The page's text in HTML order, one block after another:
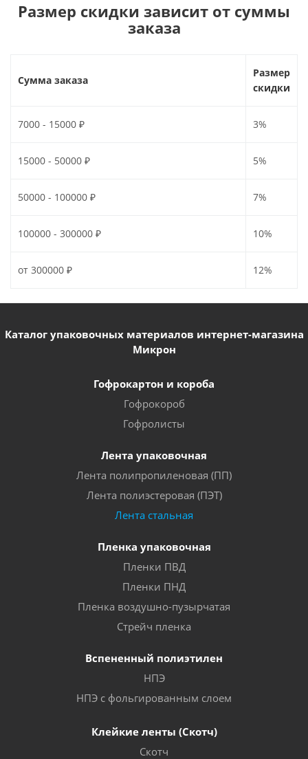
Размер скидки зависит от суммы
заказа
Сумма заказа
Размер
скидки
7000 - 15000 ₽ 3%
15000 - 50000 ₽ 5%
50000 - 100000 ₽ 7%
100000 - 300000 ₽ 10%
от 300000 ₽ 12%
Каталог упаковочных материалов интернет-магазина
Микрон
Гофрокартон и короба
Гофрокороб
Гофролисты
Лента упаковочная
Лента полипропиленовая (ПП)
Лента полиэстеровая (ПЭТ)
Лента стальная
Пленка упаковочная
Пленки ПВД
Пленки ПНД
Пленка воздушно-пузырчатая
Стрейч пленка
Вспененный полиэтилен
НПЭ
НПЭ с фольгированным слоем
Клейкие ленты (Скотч)
Скотч